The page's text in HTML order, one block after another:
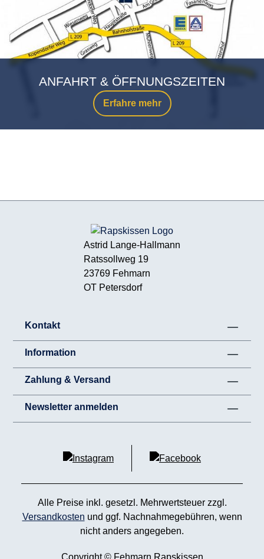
Erfahre mehr
ANFAHRT & ÖFFNUNGSZEITEN
Astrid Lange-Hallmann
Ratssollweg 19
23769 Fehmarn
OT Petersdorf
Kontakt
Information
Zahlung & Versand
Newsletter anmelden
Alle Preise inkl. gesetzl. Mehrwertsteuer zzgl.
Versandkosten und ggf. Nachnahmegebühren, wenn
nicht anders angegeben.
Copyright © Fehmarn Rapskissen